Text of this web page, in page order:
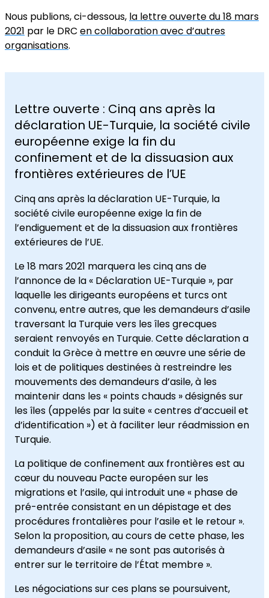
Nous publions, ci-dessous, la lettre ouverte du 18 mars
2021 par le DRC en collaboration avec d’autres
organisations.
Lettre ouverte : Cinq ans après la
déclaration UE-Turquie, la société civile
européenne exige la fin du
confinement et de la dissuasion aux
frontières extérieures de l’UE
Cinq ans après la déclaration UE-Turquie, la
société civile européenne exige la fin de
l’endiguement et de la dissuasion aux frontières
extérieures de l’UE.
Le 18 mars 2021 marquera les cinq ans de
l’annonce de la « Déclaration UE-Turquie », par
laquelle les dirigeants européens et turcs ont
convenu, entre autres, que les demandeurs d’asile
traversant la Turquie vers les îles grecques
seraient renvoyés en Turquie. Cette déclaration a
conduit la Grèce à mettre en œuvre une série de
lois et de politiques destinées à restreindre les
mouvements des demandeurs d’asile, à les
maintenir dans les « points chauds » désignés sur
les îles (appelés par la suite « centres d’accueil et
d’identification ») et à faciliter leur réadmission en
Turquie.
La politique de confinement aux frontières est au
cœur du nouveau Pacte européen sur les
migrations et l’asile, qui introduit une « phase de
pré-entrée consistant en un dépistage et des
procédures frontalières pour l’asile et le retour ».
Selon la proposition, au cours de cette phase, les
demandeurs d’asile « ne sont pas autorisés à
entrer sur le territoire de l’État membre ».
Les négociations sur ces plans se poursuivent,